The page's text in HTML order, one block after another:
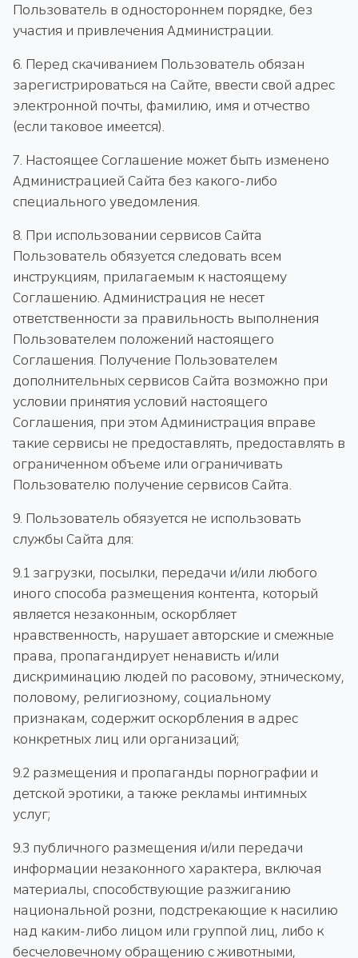
Пользователь в одностороннем порядке, без
участия и привлечения Администрации.
6. Перед скачиванием Пользователь обязан
зарегистрироваться на Сайте, ввести свой адрес
электронной почты, фамилию, имя и отчество
(если таковое имеется).
7. Настоящее Соглашение может быть изменено
Администрацией Сайта без какого-либо
специального уведомления.
8. При использовании сервисов Сайта
Пользователь обязуется следовать всем
инструкциям, прилагаемым к настоящему
Соглашению. Администрация не несет
ответственности за правильность выполнения
Пользователем положений настоящего
Соглашения. Получение Пользователем
дополнительных сервисов Сайта возможно при
условии принятия условий настоящего
Соглашения, при этом Администрация вправе
такие сервисы не предоставлять, предоставлять в
ограниченном объеме или ограничивать
Пользователю получение сервисов Сайта.
9. Пользователь обязуется не использовать
службы Сайта для:
9.1 загрузки, посылки, передачи и/или любого
иного способа размещения контента, который
является незаконным, оскорбляет
нравственность, нарушает авторские и смежные
права, пропагандирует ненависть и/или
дискриминацию людей по расовому, этническому,
половому, религиозному, социальному
признакам, содержит оскорбления в адрес
конкретных лиц или организаций;
9.2 размещения и пропаганды порнографии и
детской эротики, а также рекламы интимных
услуг;
9.3 публичного размещения и/или передачи
информации незаконного характера, включая
материалы, способствующие разжиганию
национальной розни, подстрекающие к насилию
над каким-либо лицом или группой лиц, либо к
бесчеловечному обращению с животными,